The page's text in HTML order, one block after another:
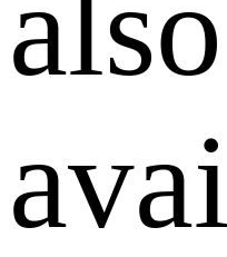
also